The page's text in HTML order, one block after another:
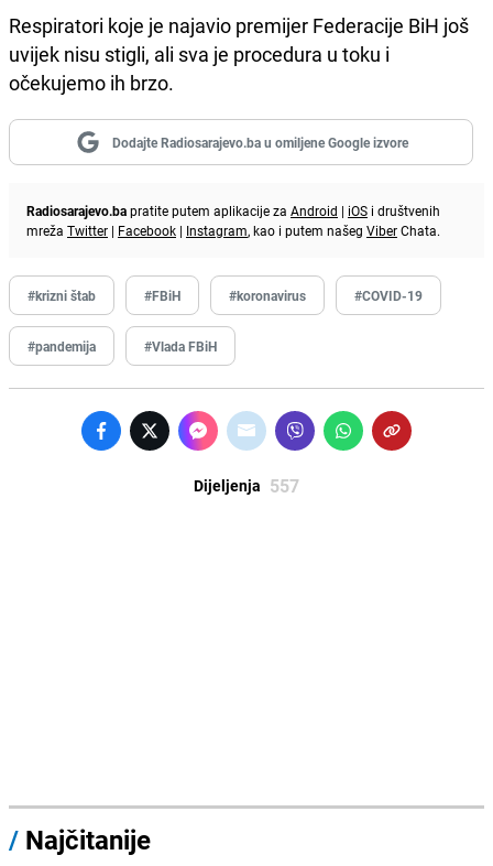
Respiratori koje je najavio premijer Federacije BiH još
uvijek nisu stigli, ali sva je procedura u toku i
očekujemo ih brzo.
Dodajte Radiosarajevo.ba u omiljene Google izvore
Radiosarajevo.bapratite putem aplikacije za Android | iOS i društvenih
mreža Twitter | Facebook | Instagram, kao i putem našeg ViberChata.
#krizni štab #FBiH #koronavirus #COVID-19
#pandemija #Vlada FBiH
Dijeljenja 557
/ Najčitanije